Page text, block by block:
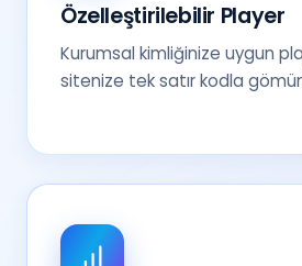
Özelleştirilebilir Player
Kurumsal kimliğinize uygun
sitenize tek satır kodla